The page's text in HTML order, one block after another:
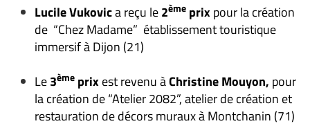
Lucile Vukovica reçu le2ème prix pour la création
de “Chez Madame” établissement touristique
immersif à Dijon (21)
Le3ème prix est revenu àChristine Mouyon, pour
la création de “Atelier 2082”, atelier de création et
restauration de décors muraux à Montchanin (71)